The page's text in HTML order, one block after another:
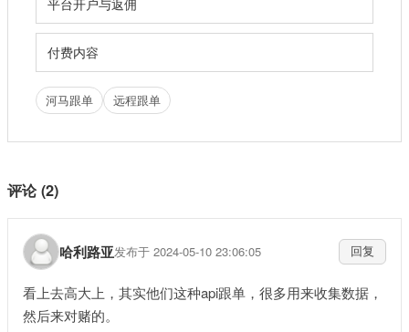
平台开户与返佣
付费内容
河马跟单 远程跟单
评论 (2)
哈利路亚发布于 2024-05-10 23:06:05 回复
看上去高大上，其实他们这种api跟单，很多用来收集数据，
然后来对赌的。